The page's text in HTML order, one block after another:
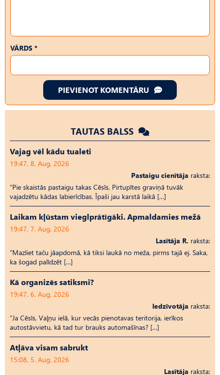
VĀRDS *
PIEVIENOT KOMENTĀRU
TAUTAS BALSS
Vajag vēl kādu tualeti
19:47, 8. Aug, 2026
Pastaigu cienītāja raksta:
“Pie skaistās pastaigu takas Cēsīs, Pirtupītes graviņā tuvāk
vajadzētu kādas labierīcības. Īpaši jau karstā laikā […]
Laikam kļūstam vieglprātīgāki. Apmaldamies mežā
19:47, 7. Aug, 2026
Lasītāja R. raksta:
“Mazliet taču jāapdomā, kā tiksi laukā no meža, pirms tajā ej. Saka,
ka šogad palīdzēt […]
Kā organizēs satiksmi?
19:47, 6. Aug, 2026
Iedzīvotāja raksta:
“Ja Cēsīs, Vaļņu ielā, kur vecās pienotavas teritorija, ierīkos
autostāvvietu, kā tad tur brauks automašīnas? […]
Atļāva visam sabrukt
15:08, 5. Aug, 2026
Lasītāja raksta: